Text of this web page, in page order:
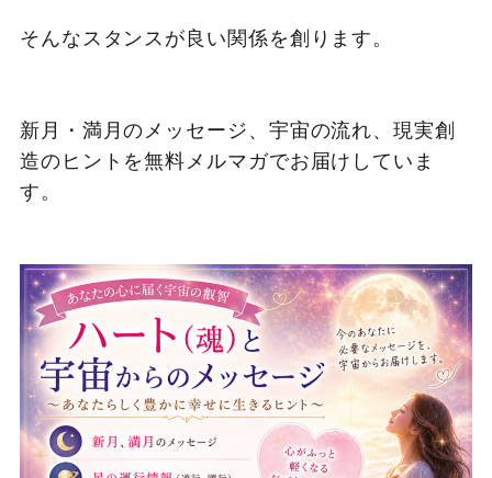
そんなスタンスが良い関係を創ります。
新月・満月のメッセージ、宇宙の流れ、現実創
造のヒントを無料メルマガでお届けしていま
す。